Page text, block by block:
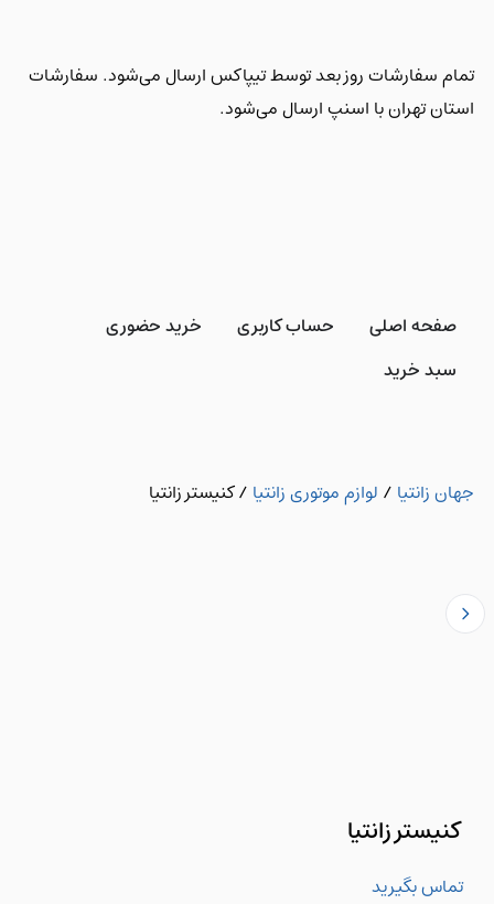
تمام سفارشات روز بعد توسط تیپاکس ارسال می‌شود. سفارشات
استان تهران با اسنپ ارسال می‌شود.
صفحه اصلی حساب کاربری
خرید حضوری
سبد خرید
جهان زانتیا/ لوازم موتوری زانتیا/کنیستر زانتیا
کنیستر زانتیا
تماس بگیرید